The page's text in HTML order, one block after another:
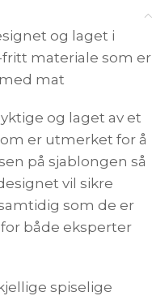
og laget i
materiale som er
mat
og laget av et
er utmerket for å
på sjablongen så
vil sikre
som de er
både eksperter
spiselige